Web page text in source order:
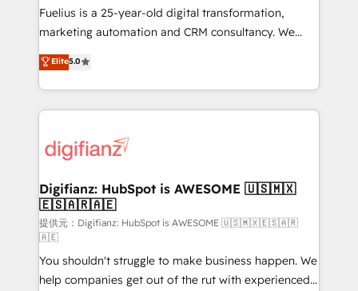
other ones listed in our profile. Our services: -
HubSpot implementation - HubSpot CMS website
is there for you to: - Grow revenue, and run your
business more efficiently - Build stronger
more people - Get the most out of your HubSpot
investment
Fuelius is a 25-year-old digital transformation,
marketing automation and CRM consultancy. We
enable mid-market and enterprise clients to
maximise their return from digital and fuel their
growth. We modernise platforms, streamline
operations that are causing inefficiencies, improve
supercharge revenue operations Key services: • CRM
Transformation / Web Development • RevOps &
Sales Consulting • Marketing Automation What
makes us different? 🚀 Top 0.5% of global HubSpot
agencies ⚙️ The strongest technical ability and
integration capabilities 💼 Consultative, long-term
partners who will embed ourselves into your
Elite5.0
Digifianz: HubSpot is AWESOME 🇺🇸🇲🇽
🇪🇸🇦🇷🇦🇪
提供元：Digifianz: HubSpot is AWESOME 🇺🇸🇲🇽🇪🇸🇦🇷
🇦🇪
You shouldn't struggle to make business happen. We
help companies get out of the rut with experienced,